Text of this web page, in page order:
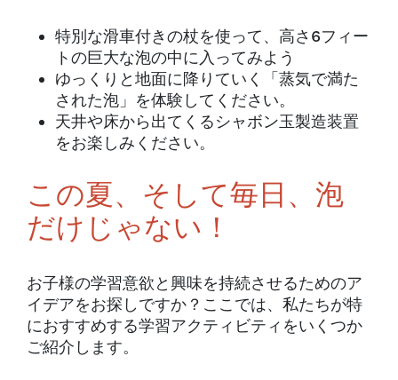
特別な滑車付きの杖を使って、高さ6フィー
トの巨大な泡の中に入ってみよう
ゆっくりと地面に降りていく「蒸気で満た
された泡」を体験してください。
天井や床から出てくるシャボン玉製造装置
をお楽しみください。
この夏、そして毎日、泡
だけじゃない！
お子様の学習意欲と興味を持続させるためのア
イデアをお探しですか？ここでは、私たちが特
におすすめする学習アクティビティをいくつか
ご紹介します。